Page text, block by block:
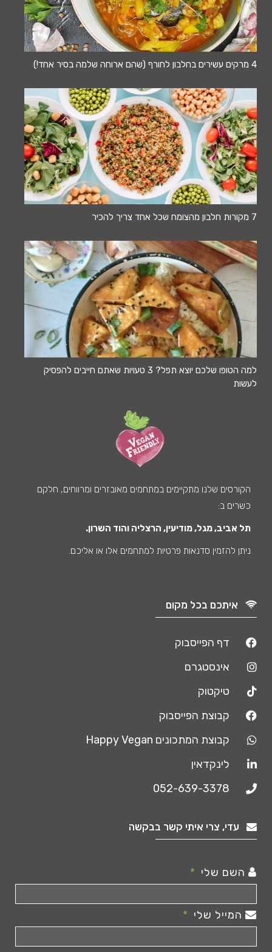
4 מרקים עשירים בחלבון לחורף (שהם ארוחה שלמה בסיר אחד!)
7 מקורות חלבון מהצומח שכל אחד צריך להכיר
למה הטופו שלכם יוצא תפל? 3 טעויות שאתם חייבים להפסיק
לעשות
הקורסים שלנו מתקיימים במתחמים מאובזרים ומרווחים, חלקם
כשרים ב:
תל אביב, מגל, מודיעין, הרצליה והוד השרון.
ניתן להזמין סדנאות פרטיות למתחמים אלו או אליכם.
איתכם בכל מקום
דף הפייסבוק
אינסטגרם
טיקטוק
קבוצת הפייסבוק
קבוצת המתכונים Happy Vegan
לינקדאין
052-639-3378
עדי, צרי איתי קשר בבקשה
השם שלי
המייל שלי